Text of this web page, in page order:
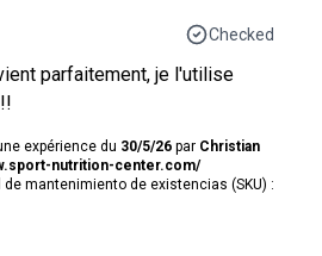
Checked
parfaitement, je l'utilise
expérience du 30/5/26 par Christian
nutrition-center.com/
de mantenimiento de existencias (SKU) :